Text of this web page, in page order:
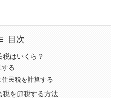
目次
はいくら？
する
民税を計算する
税を節税する方法